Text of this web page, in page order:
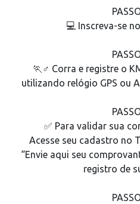
💻 Inscreva-se
🏃♂️ Corra e registre o
utilizando relógio GPS ou
✅ Para validar sua
Acesse seu cadastro no
“Envie aqui seu
registro de